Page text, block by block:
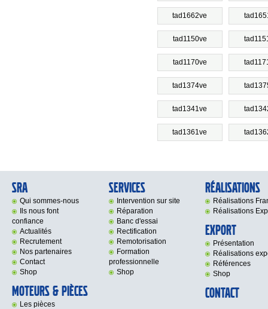
tad1662ve
tad1150ve
tad1170ve
tad1374ve
tad1341ve
tad1361ve
SRA
Qui sommes-nous
Ils nous font
confiance
Actualités
Recrutement
Nos partenaires
Contact
Shop
Moteurs & Pièces
Les pièces
Services
Intervention sur site
Réparation
Banc d'essai
Rectification
Remotorisation
Formation
professionnelle
Shop
Réalisations
Réalisations
Réalisations
Export
Présentation
Réalisations
Références
Shop
Contact